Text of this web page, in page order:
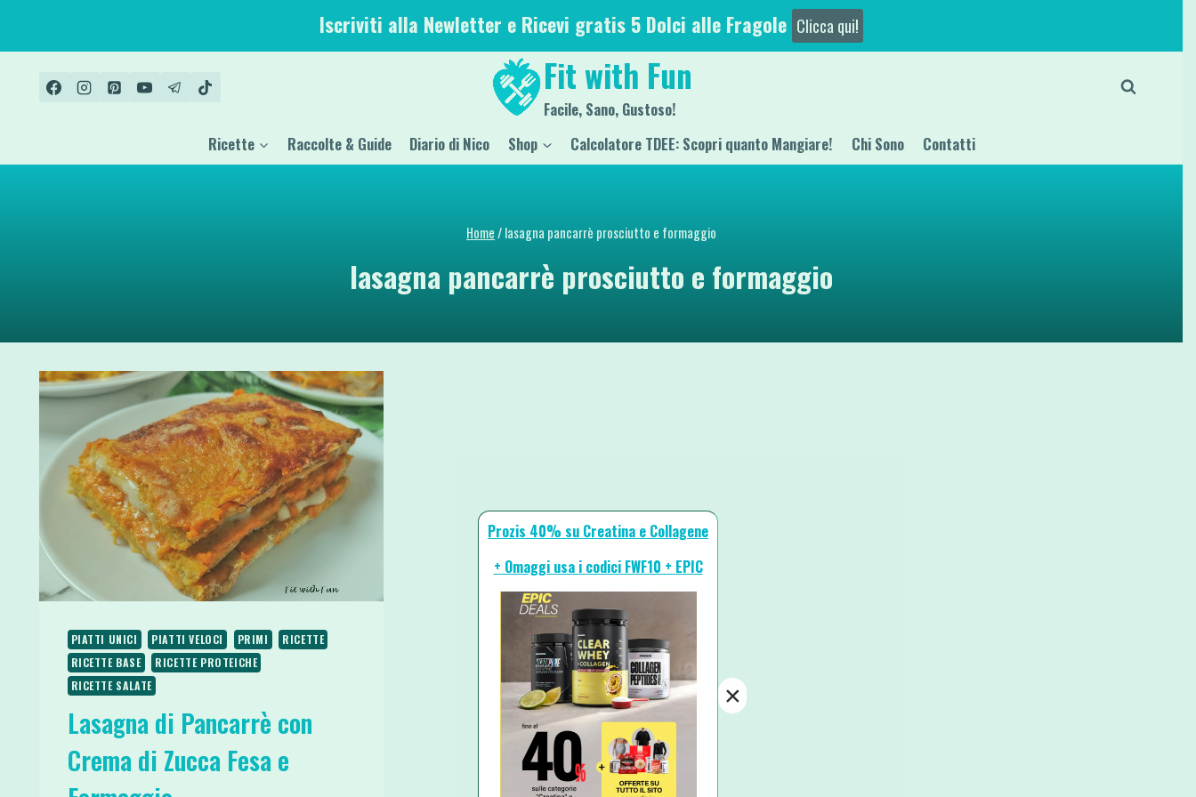
contenuto
Iscriviti alla Newletter e Ricevi gratis 5 Dolci alle Fragole Clicca qui!
Fit with Fun
Facile, Sano, Gustoso!
Ricette Raccolte & Guide Diario di Nico Shop Calcolatore TDEE: Scopri quanto Mangiare! Chi Sono Contatti
Home/lasagna pancarrè prosciutto e formaggio
lasagna pancarrè prosciutto e formaggio
PIATTI UNICI PIATTI VELOCI PRIMI
RICETTE
RICETTE BASE
RICETTE PROTEICHE
RICETTE SALATE
Lasagna di Pancarrè con
Crema di Zucca Fesa e
Prozis 40% su Creatina e Collagene
+ Omaggi usa i codici FWF10 + EPIC
×